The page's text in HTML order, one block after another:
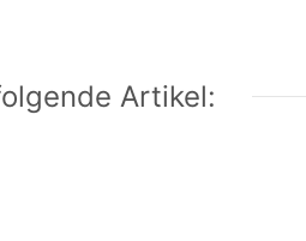
Artikel: